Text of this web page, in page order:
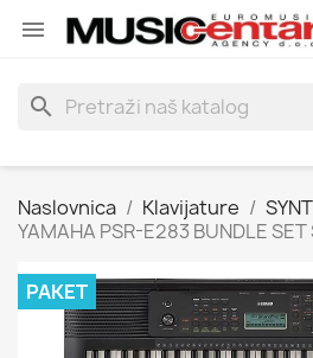

search
Naslovnica Klavijature
YAMAHA PSR-E283 BUNDLE SET
PAKET